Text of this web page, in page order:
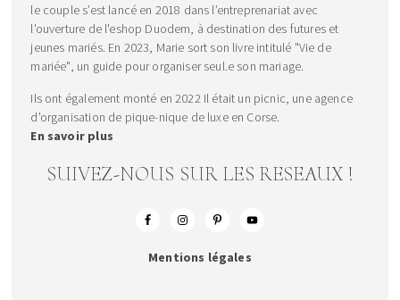
le couple s’est lancé en 2018 dans l’entreprenariat avec
l'ouverture de l'eshop Duodem, à destination des futures et
jeunes mariés. En 2023, Marie sort son livre intitulé "Vie de
mariée", un guide pour organiser seul.e son mariage.
Ils ont également monté en 2022 Il était un picnic, une agence
d'organisation de pique-nique de luxe en Corse.
En savoir plus
SUIVEZ-NOUS SUR LES RESEAUX !
Mentions légales